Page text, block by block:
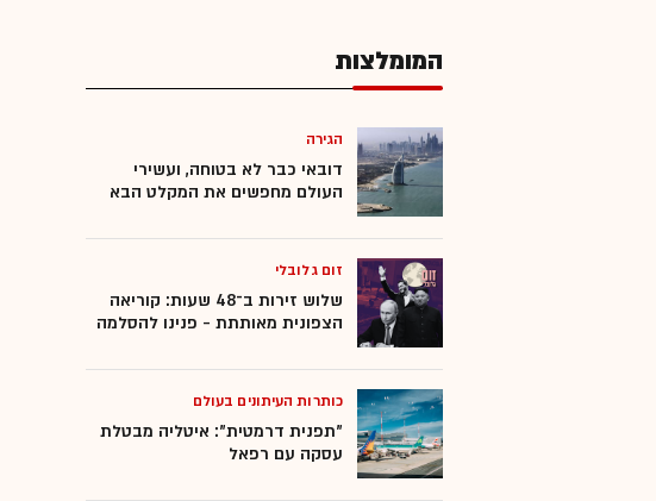
המומלצות
הגירה
דובאי כבר לא בטוחה, ועשירי
העולם מחפשים את המקלט הבא
זום גלובלי
שלוש זירות ב־48 שעות: קוריאה
הצפונית מאותתת - פנינו להסלמה
כותרות העיתונים בעולם
"תפנית דרמטית": איטליה מבטלת
עסקה עם רפאל